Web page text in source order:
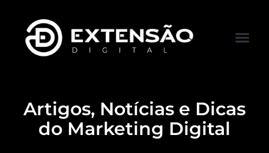
Artigos, Notícias e Dicas
do Marketing Digital